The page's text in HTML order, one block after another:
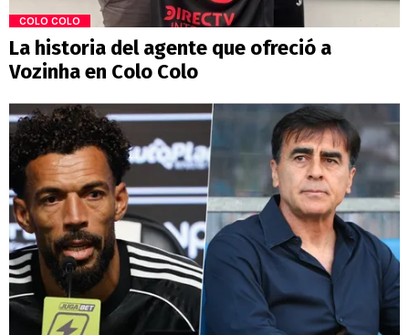
COLO COLO
La historia del agente que ofreció a
Vozinha en Colo Colo